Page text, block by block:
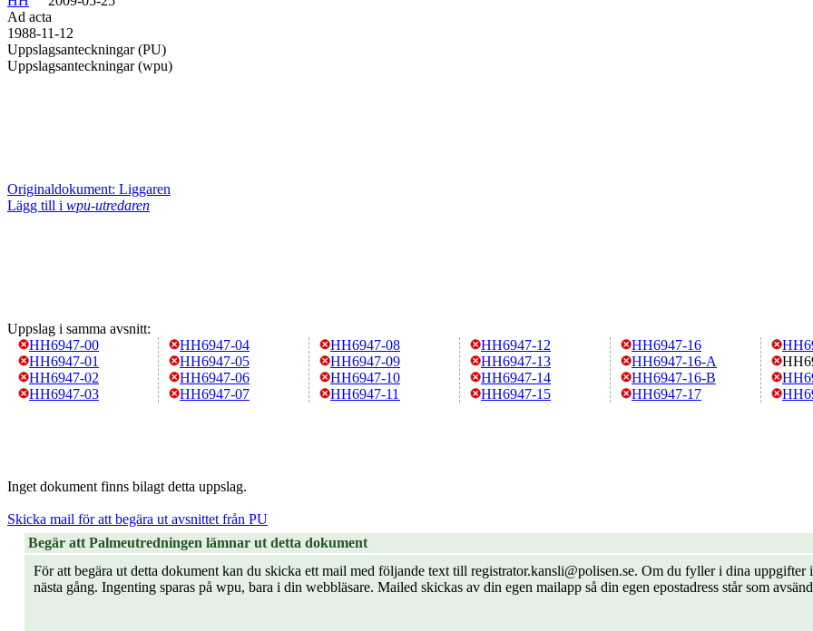
Ad acta
1988-11-12
Uppslagsanteckningar (PU)
Uppslagsanteckningar (wpu)
Originaldokument: Liggaren
Lägg till i wpu-utredaren
Uppslag i samma avsnitt:
HH6947-00
HH6947-01
HH6947-02
HH6947-03
HH6947-04
HH6947-05
HH6947-06
HH6947-07
HH6947-08
HH6947-09
HH6947-10
HH6947-11
HH6947-12
HH6947-13
HH6947-14
HH6947-15
HH6947-16
HH6947-16-A
HH6947-16-B
HH6947-17
Inget dokument finns bilagt detta uppslag.
Skicka mail för att begära ut avsnittet från PU
Begär att Palmeutredningen lämnar ut detta dokument
För att begära ut detta dokument kan du skicka ett mail med följande text till registrator.kansli@polisen.se. Om du fyller i dina
nästa gång. Ingenting sparas på wpu, bara i din webbläsare. Mailed skickas av din egen mailapp så din egen epostadress står som